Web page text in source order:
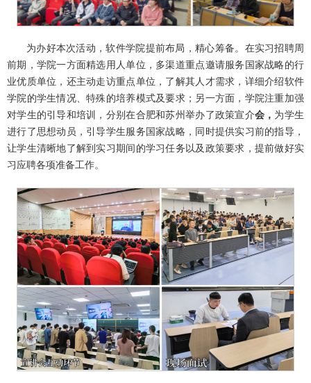
为办好本次活动，软件学院提前布局，精心筹备。在实习招聘周
前期，学院一方面精选用人单位，多渠道重点邀请服务国家战略的行
业优质单位，还主动走访重点单位，了解其人才需求，详细介绍软件
学院的学生情况、特殊的培养模式及要求；另一方面，学院注重加强
对学生的引导和培训，分别在合肥和苏州举办了政策宣介会， 为学生
进行了思想动员，引导学生服务国家战略，同时提供实习前的指导，
让学生清晰地了解到实习期间的学习任务以及政策要求，提前做好实
习应聘各项准备工作。